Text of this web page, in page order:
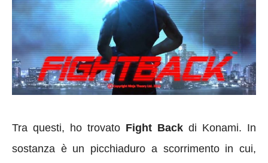
Tra questi, ho trovato Fight Back di Konami. In
sostanza è un picchiaduro a scorrimento in cui,